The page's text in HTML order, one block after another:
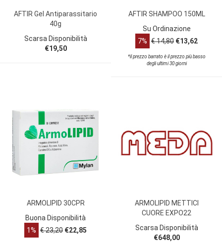
AFTIR Gel Antiparassitario
40g
Scarsa Disponibilità
€19,50
AFTIR SHAMPOO 150ML
Su Ordinazione
7% € 14,80 €13,62
*il prezzo barrato è il prezzo più basso
degli ultimi 30 giorni
ARMOLIPID 30CPR
Buona Disponibilità
1% € 23,20 €22,85
ARMOLIPID METTICI
CUORE EXPO22
Scarsa Disponibilità
€648,00